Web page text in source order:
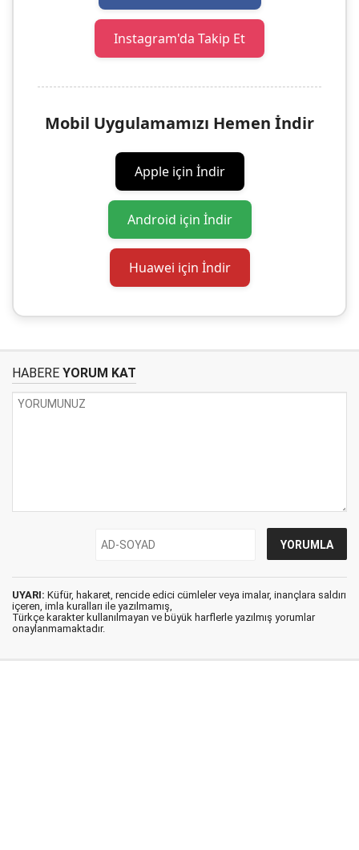
Instagram'da Takip Et
Mobil Uygulamamızı Hemen İndir
Apple için İndir
Android için İndir
Huawei için İndir
HABERE YORUM KAT
UYARI: Küfür, hakaret, rencide edici cümleler veya imalar, inançlara saldırı
içeren, imla kuralları ile yazılmamış,
Türkçe karakter kullanılmayan ve büyük harflerle yazılmış yorumlar
onaylanmamaktadır.